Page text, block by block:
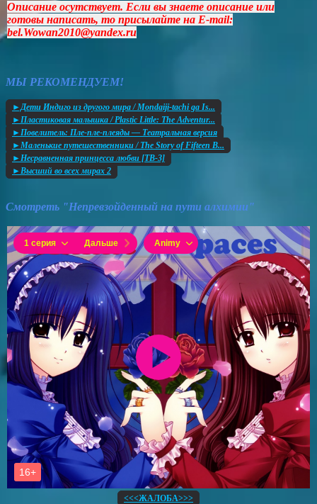
Описание осутствует. Если вы знаете описание или
готовы написать, то присылайте на E-mail:
bel.Wowan2010@yandex.ru
МЫ РЕКОМЕНДУЕМ!
►Дети Индиго из другого мира / Mondaiji-tachi ga Is...
►Пластиковая малышка / Plastic Little: The Adventur...
►Повелитель: Пле-пле-плеяды — Театральная версия
►Маленькие путешественники / The Story of Fifteen B...
►Несравненная принцесса любви [ТВ-3]
►Высший во всех мирах 2
Смотреть "Непревзойденный на пути алхимии"
<<<ЖАЛОБА>>>